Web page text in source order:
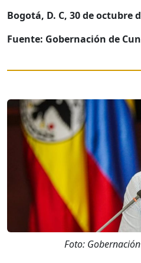
Bogotá, D. C, 30 de octubre
Fuente: Gobernación de
Foto: